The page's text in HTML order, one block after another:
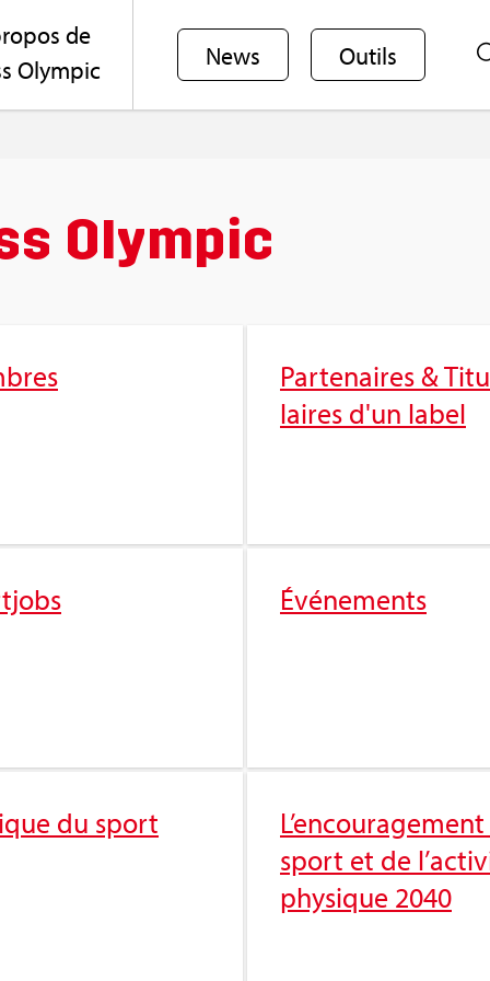
de
Olym­pic
News Outils
Olym­pic
Par­te­naires &
laires d'un label
Évé­ne­ments
du sport
sport et de
phy­sique 2040